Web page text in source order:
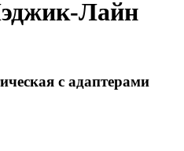
Лайн
с адаптерами